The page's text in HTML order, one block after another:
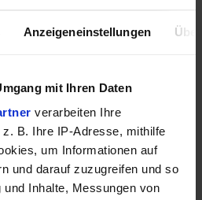
Anzeigeneinstellungen
mit Ihren Daten
verarbeiten Ihre
B. Ihre IP-Adresse, mithilfe
um Informationen auf
und darauf zuzugreifen und so
Inhalte, Messungen von
aus Peru